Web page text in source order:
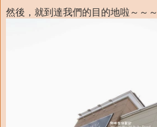
然後，就到達我們的目的地啦～～～